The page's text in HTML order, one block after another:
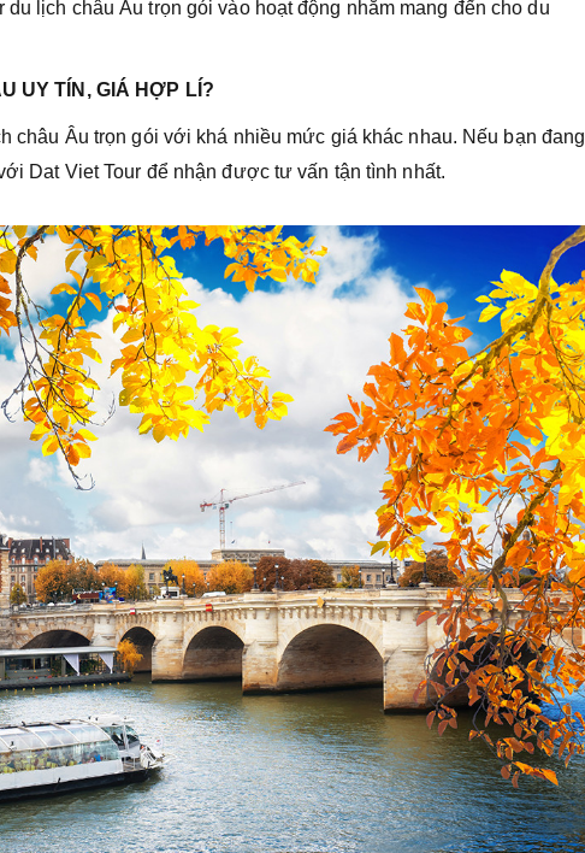
lịch châu Âu trọn gói vào hoạt động nhằm mang đến cho du
UY TÍN, GIÁ HỢP LÍ?
châu Âu trọn gói với khá nhiều mức giá khác nhau. Nếu bạn đang
Dat Viet Tour để nhận được tư vấn tận tình nhất.